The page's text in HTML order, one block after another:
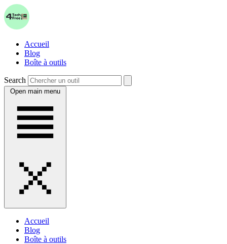
Accueil
Blog
Boîte à outils
Search
Open main menu
Accueil
Blog
Boîte à outils